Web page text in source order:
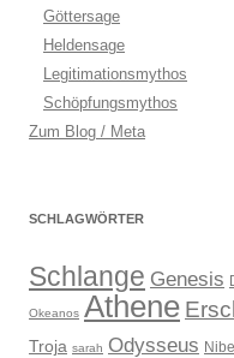
Göttersage
Heldensage
Legitimationsmythos
Schöpfungsmythos
Zum Blog / Meta
SCHLAGWÖRTER
Schlange Genesis
Okeanos Athene
Troja sarah Odysseus